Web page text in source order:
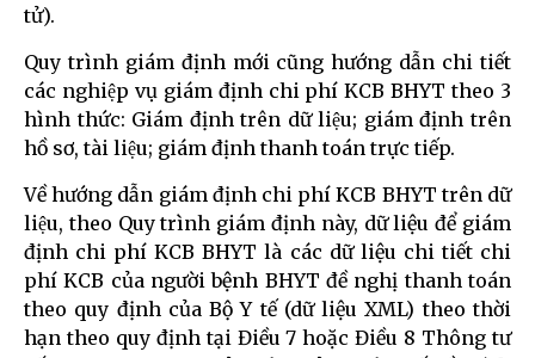
tử).
Quy trình giám định mới cũng hướng dẫn chi tiết
các nghiệp vụ giám định chi phí KCB BHYT theo 3
hình thức: Giám định trên dữ liệu; giám định trên
hồ sơ, tài liệu; giám định thanh toán trực tiếp.
Về hướng dẫn giám định chi phí KCB BHYT trên dữ
liệu, theo Quy trình giám định này, dữ liệu để giám
định chi phí KCB BHYT là các dữ liệu chi tiết chi
phí KCB của người bệnh BHYT đề nghị thanh toán
theo quy định của Bộ Y tế (dữ liệu XML) theo thời
hạn theo quy định tại Điều 7 hoặc Điều 8 Thông tư